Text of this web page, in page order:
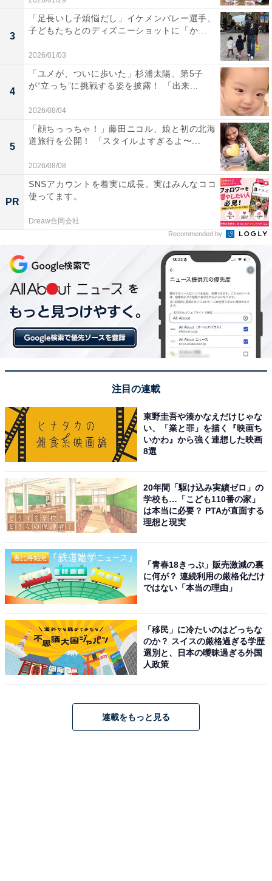
3
「足長いし子煩悩だし」イケメンバレー選手、
子どもたちとのディズニーショットに「か...
2026/01/03
4
「ユメが、ついに歩いた」杉浦太陽、第5子
が“立っち”に挑戦する姿を披露！ 「出来...
2026/08/04
5
「顔ちっっちゃ！」藤田ニコル、娘と初の北海
道旅行を公開！ 「スタイルよすぎるよ〜...
2026/08/08
PR
SNSアカウントを着実に成長。実はみんなココ
使ってます。
Dreaw合同会社
Recommended by
注目の連載
東野圭吾や湊かなえだけじゃな
い、「業と罪」を描く『映画ち
いかわ』から強く連想した映画
8選
20年間「駆け込み実績ゼロ」の
学校も…「こども110番の家」
は本当に必要？ PTAが直面する
理想と現実
「青春18きっぷ」販売激減の裏
に何が？ 連続利用の厳格化だけ
ではない「本当の理由」
「移民」に冷たいのはどっちな
のか？ スイスの厳格過ぎる学歴
選別と、日本の曖昧過ぎる外国
人政策
連載をもっと見る